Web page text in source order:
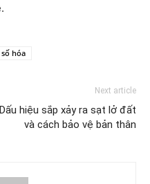
số hóa
Next article
Dấu hiệu sắp xảy ra sạt lở đất
và cách bảo vệ bản thân